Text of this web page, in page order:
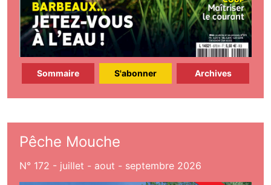
Sommaire S'abonner Archives
Pêche Mouche
N° 172 - juillet - aout - septembre 2026